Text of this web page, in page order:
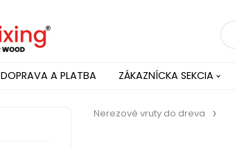
DOPRAVA A PLATBA ZÁKAZNÍCKA SEKCIA
Nerezové vruty do dreva